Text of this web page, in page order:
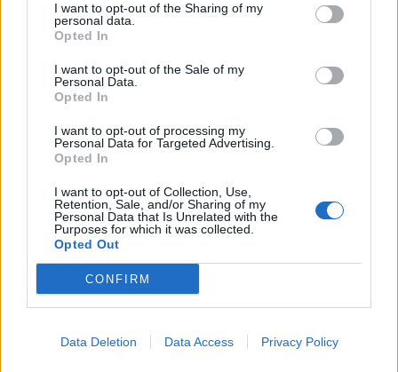
I want to opt-out of the Sharing of my
personal data.
Opted In
I want to opt-out of the Sale of my
Personal Data.
Opted In
I want to opt-out of processing my
Personal Data for Targeted Advertising.
Opted In
I want to opt-out of Collection, Use,
Retention, Sale, and/or Sharing of my
Personal Data that Is Unrelated with the
Purposes for which it was collected.
Opted Out
CONFIRM
Data Deletion Data Access Privacy Policy
KARDON λανσάρει
Bluetooth ηχεία που
απογειώνουν την
ακουστική εμπειρία
φυσική εξέλιξη για ένα Brand